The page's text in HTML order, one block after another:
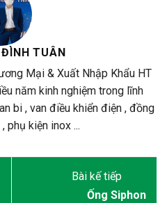
ĐÌNH TUÂN
Mại & Xuất Nhập Khẩu HT
năm kinh nghiệm trong lĩnh
bi , van điều khiển điện , đồng
phụ kiện inox ...
Ống Siphon